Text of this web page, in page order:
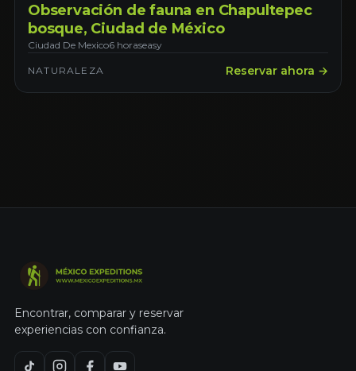
Observación de fauna en Chapultepec
bosque, Ciudad de México
Ciudad De Mexico6 horaseasy
NATURALEZA Reservar ahora →
Encontrar, comparar y reservar
experiencias con confianza.